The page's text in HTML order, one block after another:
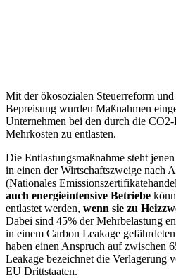
Mit der ökosozialen Steuerreform
Bepreisung wurden Maßnahmen
Unternehmen bei den durch die CO2-
Mehrkosten zu entlasten.
Die Entlastungsmaßnahme steht
in einen der Wirtschaftszweige nach
(Nationales
auch energieintensive Betriebe
entlastet werden, wenn sie zu
Dabei sind 45% der Mehrbelastung
in einem Carbon Leakage
haben einen Anspruch auf zwischen
Leakage bezeichnet die Verlagerung
EU Drittstaaten.